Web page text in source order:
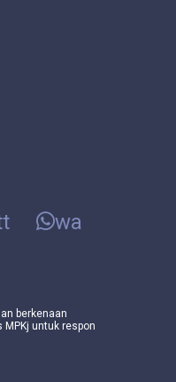
wa
berkenaan
MPKj untuk respon